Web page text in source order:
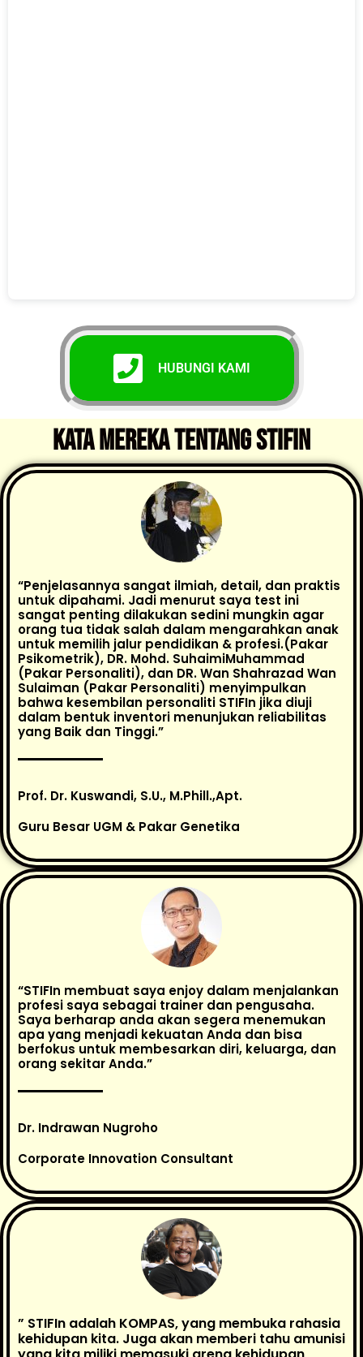
HUBUNGI KAMI
KATA MEREKA TENTANG STIFIn
“Penjelasannya sangat ilmiah, detail, dan praktis
untuk dipahami. Jadi menurut saya test ini
sangat penting dilakukan sedini mungkin agar
orang tua tidak salah dalam mengarahkan anak
untuk memilih jalur pendidikan & profesi.(Pakar
Psikometrik), DR. Mohd. SuhaimiMuhammad
(Pakar Personaliti), dan DR. Wan Shahrazad Wan
Sulaiman (Pakar Personaliti) menyimpulkan
bahwa kesembilan personaliti STIFIn jika diuji
dalam bentuk inventori menunjukan reliabilitas
yang Baik dan Tinggi.”
Prof. Dr. Kuswandi, S.U., M.Phill.,Apt.
Guru Besar UGM & Pakar Genetika
“STIFIn membuat saya enjoy dalam menjalankan
profesi saya sebagai trainer dan pengusaha.
Saya berharap anda akan segera menemukan
apa yang menjadi kekuatan Anda dan bisa
berfokus untuk membesarkan diri, keluarga, dan
orang sekitar Anda.”
Dr. Indrawan Nugroho
Corporate Innovation Consultant
” STIFIn adalah KOMPAS, yang membuka rahasia
kehidupan kita. Juga akan memberi tahu amunisi